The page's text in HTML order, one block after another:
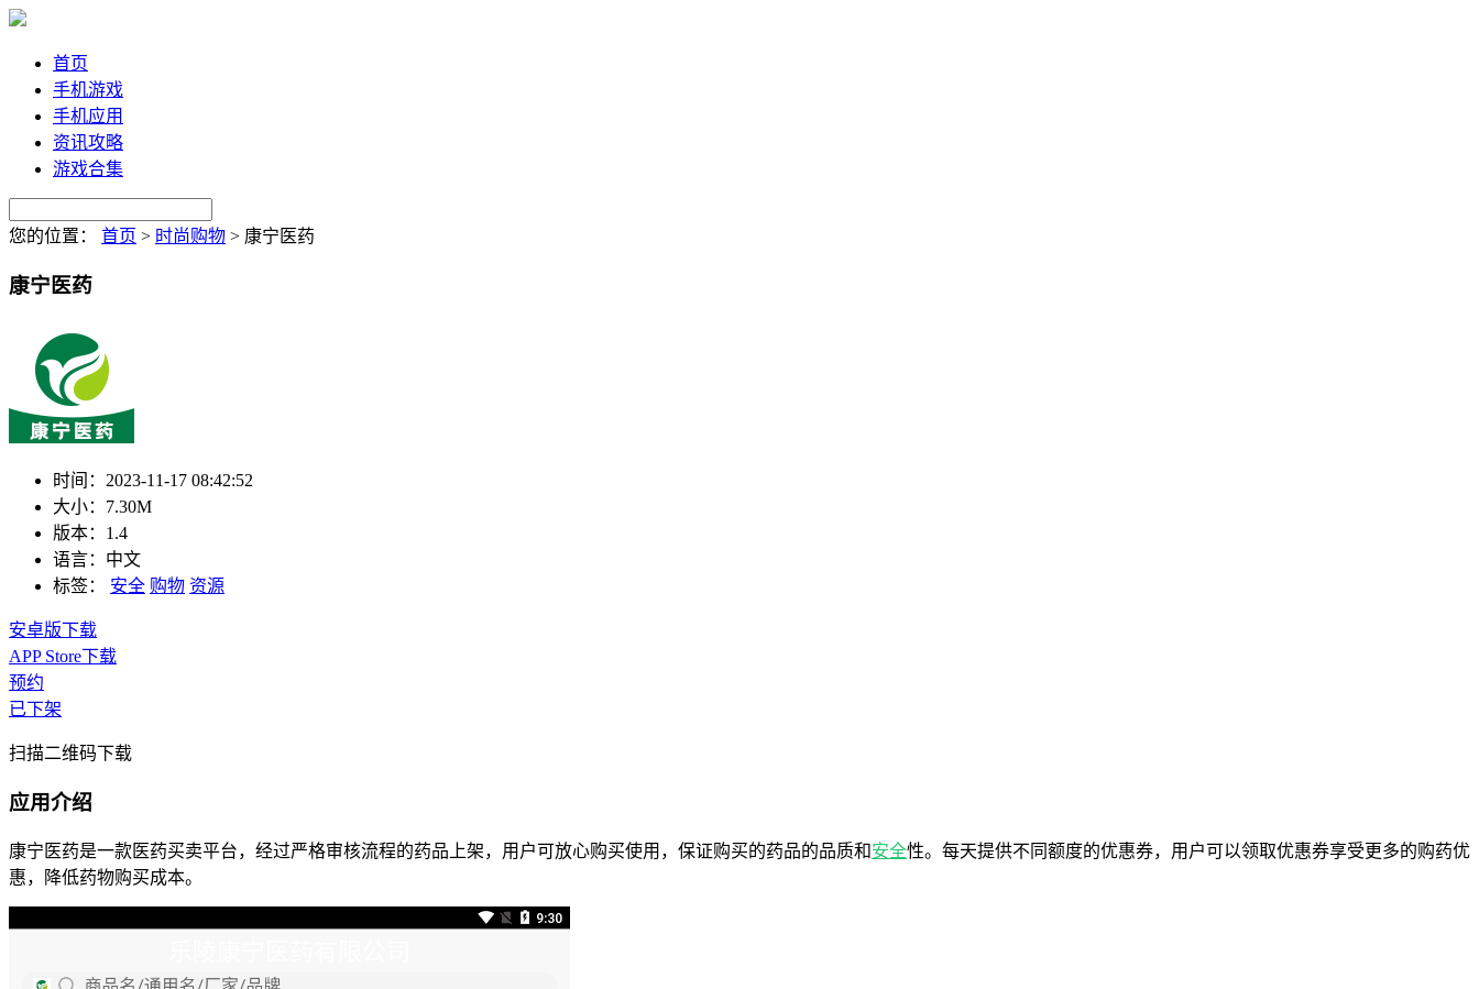
首页
手机游戏
手机应用
资讯攻略
游戏合集
您的位置： 首页 > 时尚购物 > 康宁医药
康宁医药
时间： 2023-11-17 08:42:52
大小： 7.30M
版本： 1.4
语言： 中文
标签：
安全 购物 资源
安卓版下载
APP Store下载
预约
已下架
扫描二维码下载
应用介绍
康宁医药是一款医药买卖平台，经过严格审核流程的药品上架，用户可放心购买使用，保证购买的药品的品质和安全性。每天提供不同额度的优惠券，用户可以领取优惠券享受更多的购药优
惠，降低药物购买成本。